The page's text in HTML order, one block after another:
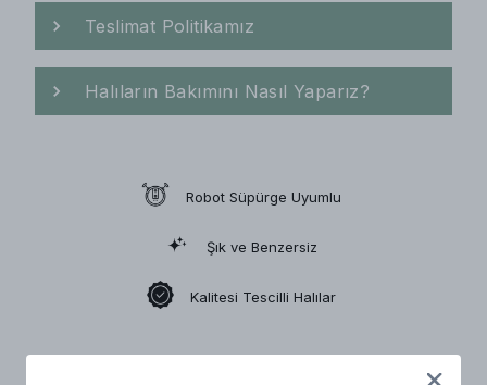
Teslimat Politikamız
Halıların Bakımını Nasıl Yaparız?
Robot Süpürge Uyumlu
Şık ve Benzersiz
Kalitesi Tescilli Halılar